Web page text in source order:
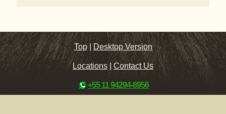
Top |Desktop Version
Locations|Contact Us
+55 11 94294-8956